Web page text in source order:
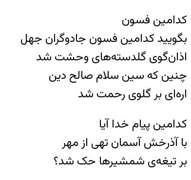
کدامین فسون
بگویید کدامین فسون جادوگران جهل
اذان‌گوی گلدسته‌های وحشت شد
چنین که سین سلام صالح دین
اره‌ای بر گلوی رحمت شد
کدامین پیام خدا آیا
با آذرخش آسمان تهی از مهر
بر تیغه‌ی شمشیرها حک شد؟